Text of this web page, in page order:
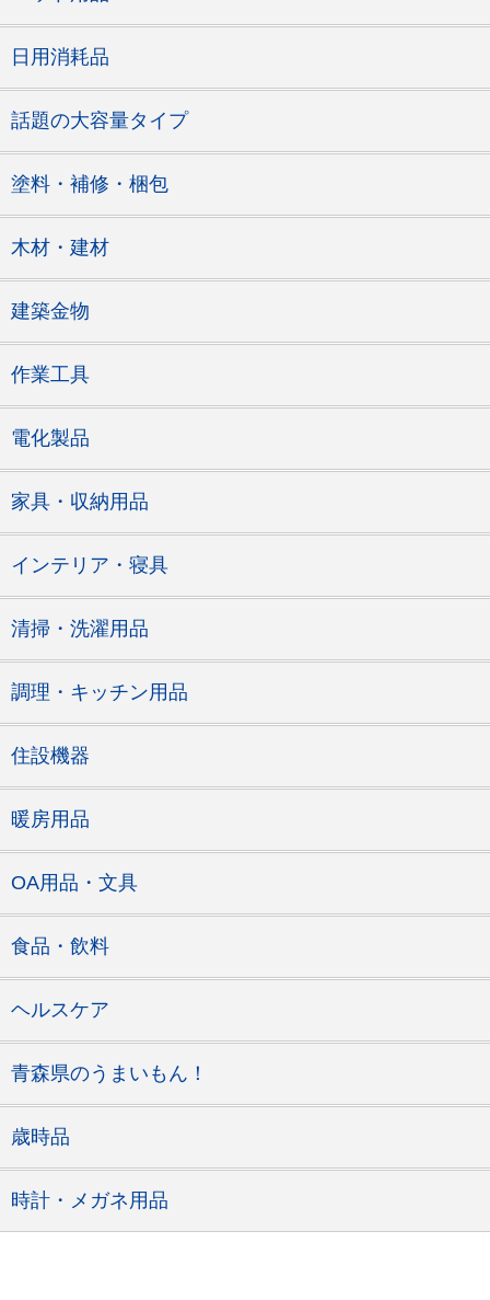
日用消耗品
話題の大容量タイプ
塗料・補修・梱包
木材・建材
建築金物
作業工具
電化製品
家具・収納用品
インテリア・寝具
清掃・洗濯用品
調理・キッチン用品
住設機器
暖房用品
OA用品・文具
食品・飲料
ヘルスケア
青森県のうまいもん！
歳時品
時計・メガネ用品